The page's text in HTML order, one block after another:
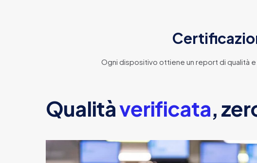
Ogni dispositivo ottiene un report di qualità e
Qualitàverificata,